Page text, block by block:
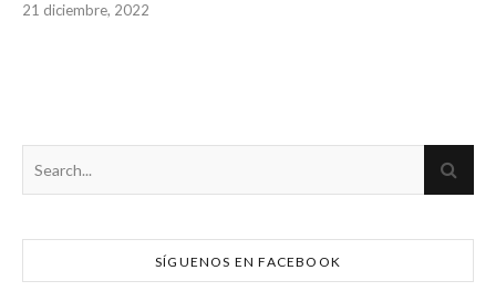
21 diciembre, 2022
SÍGUENOS EN FACEBOOK